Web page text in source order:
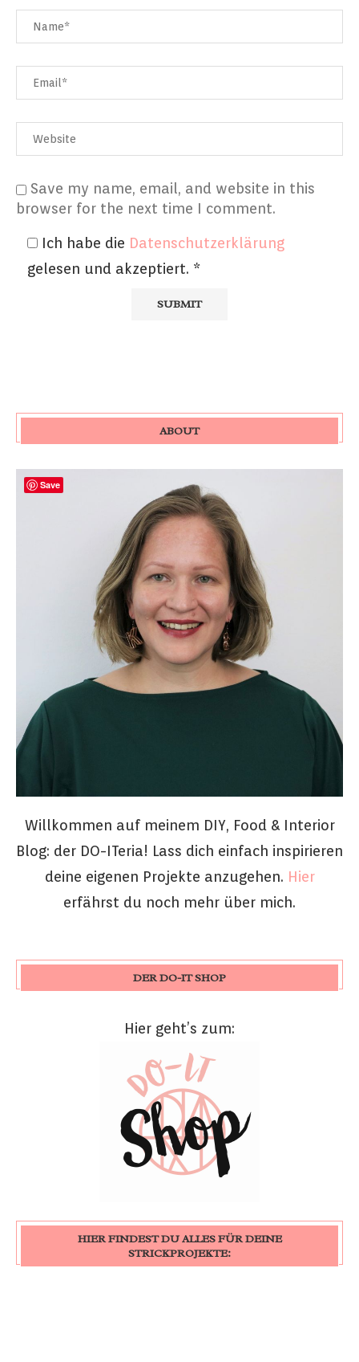
Save my name, email, and website in this
browser for the next time I comment.
Ich habe die Datenschutzerklärung
gelesen und akzeptiert. *
ABOUT
Willkommen auf meinem DIY, Food & Interior
Blog: der DO-ITeria! Lass dich einfach inspirieren
deine eigenen Projekte anzugehen. Hier
erfährst du noch mehr über mich.
DER DO-IT SHOP
Hier geht’s zum:
HIER FINDEST DU ALLES FÜR DEINE
STRICKPROJEKTE:
Save